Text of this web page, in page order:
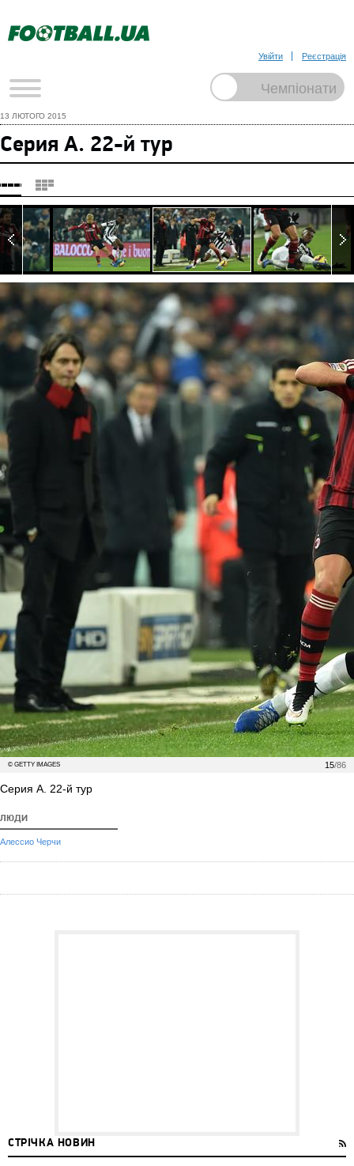
Увійти Реєстрація
13 ЛЮТОГО 2015
Серия А. 22-й тур
15/86
© GETTY IMAGES
Серия А. 22-й тур
ЛЮДИ
Алессио Черчи
СТРІЧКА НОВИН